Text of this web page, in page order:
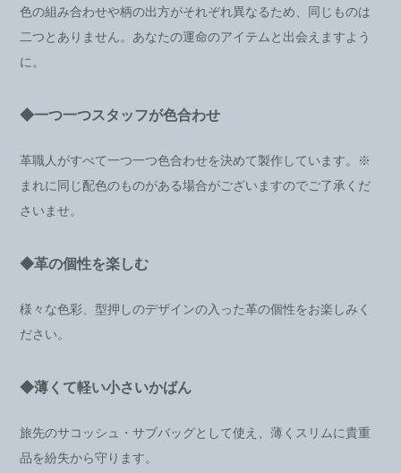
色の組み合わせや柄の出方がそれぞれ異なるため、同じものは
二つとありません。あなたの運命のアイテムと出会えますよう
に。
◆一つ一つスタッフが色合わせ
革職人がすべて一つ一つ色合わせを決めて製作しています。※
まれに同じ配色のものがある場合がございますのでご了承くだ
さいませ。
◆革の個性を楽しむ
様々な色彩、型押しのデザインの入った革の個性をお楽しみく
ださい。
◆薄くて軽い小さいかばん
旅先のサコッシュ・サブバッグとして使え、薄くスリムに貴重
品を紛失から守ります。